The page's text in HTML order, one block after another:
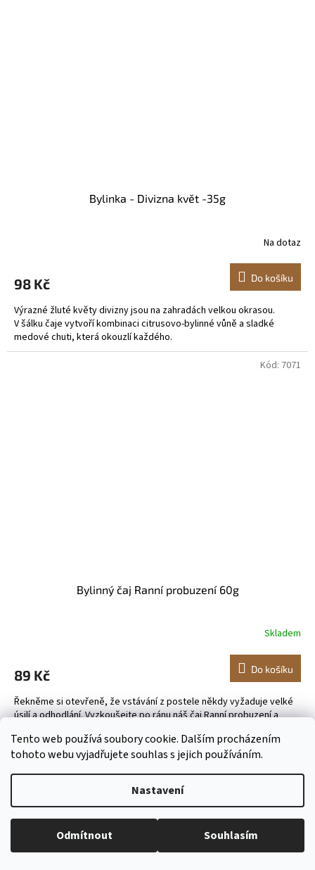
Tento web používá soubory cookie. Dalším procházením
tohoto webu vyjadřujete souhlas s jejich používáním.
Nastavení
Odmítnout Souhlasím
Bylinka - Divizna květ -35g
Na dotaz
98 Kč Do košíku
Výrazné žluté květy divizny jsou na zahradách velkou okrasou.
V šálku čaje vytvoří kombinaci citrusovo-bylinné vůně a sladké
medové chuti, která okouzlí každého.
Bylinný čaj Ranní probuzení 60g
Skladem
89 Kč Do košíku
Řekněme si otevřeně, že vstávání z postele někdy vyžaduje velké
úsilí a odhodlání. Vyzkoušejte po ránu náš čaj Ranní probuzení a
Kód: 7071
Kód: